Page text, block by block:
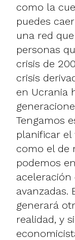
como la
puedes
una red
personas
crisis de
crisis
en Ucrania
Tengamos
planificar
como el de
podemos
aceleración
avanzadas.
generará
realidad, y